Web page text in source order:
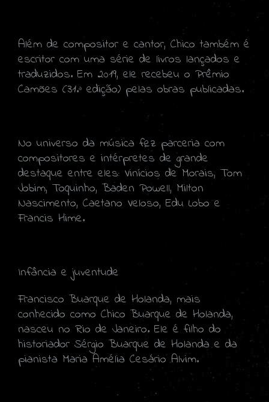
Além de compositor e cantor, Chico também é
escritor com uma série de livros lançados e
traduzidos. Em 2019, ele recebeu o Prêmio
Camões (31.ª edição) pelas obras publicadas.
No universo da música fez parceria com
compositores e intérpretes de grande
destaque entre eles: Vinícios de Morais, Tom
Jobim, Toquinho, Baden Powell, Milton
Nascimento, Caetano Veloso, Edu Lobo e
Francis Hime.
Infância e juventude
Francisco Buarque de Holanda, mais
conhecido como Chico Buarque de Holanda,
nasceu no Rio de Janeiro. Ele é filho do
historiador Sérgio Buarque de Holanda e da
pianista Maria Amélia Cesário Alvim.